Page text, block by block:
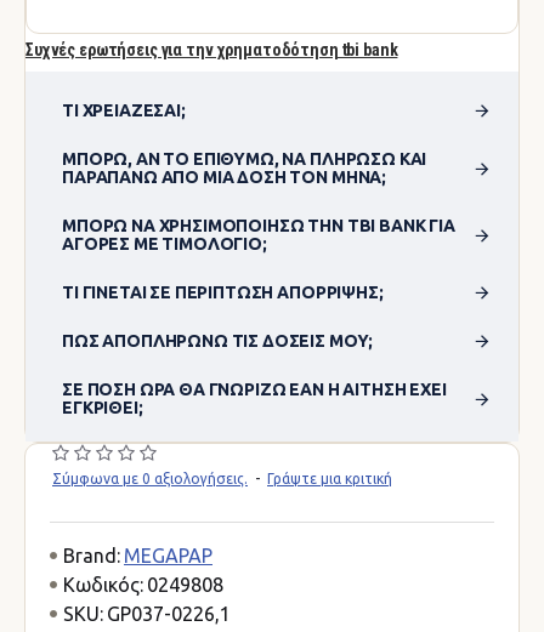
Συχνές ερωτήσεις για την χρηματοδότηση tbi bank
ΤΙ ΧΡΕΙΆΖΕΣΑΙ;
ΜΠΟΡΏ, ΑΝ ΤΟ ΕΠΙΘΥΜΏ, ΝΑ ΠΛΗΡΏΣΩ ΚΑΙ
ΠΑΡΑΠΆΝΩ ΑΠΌ ΜΊΑ ΔΌΣΗ ΤΟΝ ΜΉΝΑ;
ΜΠΟΡΏ ΝΑ ΧΡΗΣΙΜΟΠΟΊΗΣΩ ΤΗΝ TBI BANK ΓΙΑ
ΑΓΟΡΈΣ ΜΕ ΤΙΜΟΛΌΓΙΟ;
ΤΙ ΓΊΝΕΤΑΙ ΣΕ ΠΕΡΊΠΤΩΣΗ ΑΠΌΡΡΙΨΗΣ;
ΠΏΣ ΑΠΟΠΛΗΡΏΝΩ ΤΙΣ ΔΌΣΕΙΣ ΜΟΥ;
ΣΕ ΠΌΣΗ ΏΡΑ ΘΑ ΓΝΩΡΊΖΩ ΕΆΝ Η ΑΊΤΗΣΗ ΈΧΕΙ
ΕΓΚΡΙΘΕΊ;
Σύμφωνα με 0 αξιολογήσεις. - Γράψτε μια κριτική
Brand: MEGAPAP
Κωδικός: 0249808
SKU: GP037-0226,1